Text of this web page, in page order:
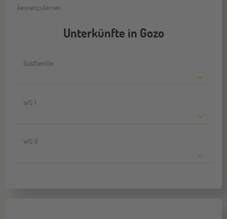
kennenzulernen.
Unterkünfte in Gozo
Gastfamilie
WG I
WG II